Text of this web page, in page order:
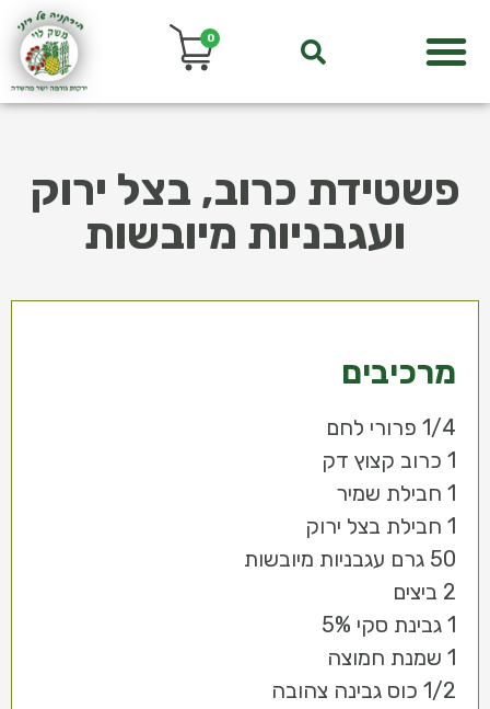
0
פשטידת כרוב, בצל ירוק
ועגבניות מיובשות
מרכיבים
1/4 פרורי לחם
1 כרוב קצוץ דק
1 חבילת שמיר
1 חבילת בצל ירוק
50 גרם עגבניות מיובשות
2 ביצים
1 גבינת סקי 5%
1 שמנת חמוצה
1/2 כוס גבינה צהובה